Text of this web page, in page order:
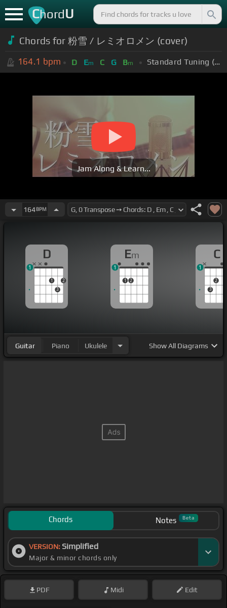
ChordU
Chords for 粉雪 / レミオロメン (cover)
164.1 bpm D Em C G Bm Standard Tuning (EADGBE)
Jam Along & Learn...
164BPM
D
1
3
2
1
Em
1 2
1
C
3
2
1
Guitar Piano Ukulele ShowAll Diagrams
Chords Notes Beta
VERSION: Simplified
Major & minor chords only
PDF Midi Edit